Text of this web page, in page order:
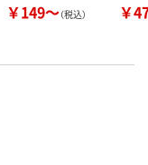
￥149～（税込） ￥